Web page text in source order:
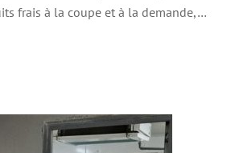
frais à la coupe et à la demande,…